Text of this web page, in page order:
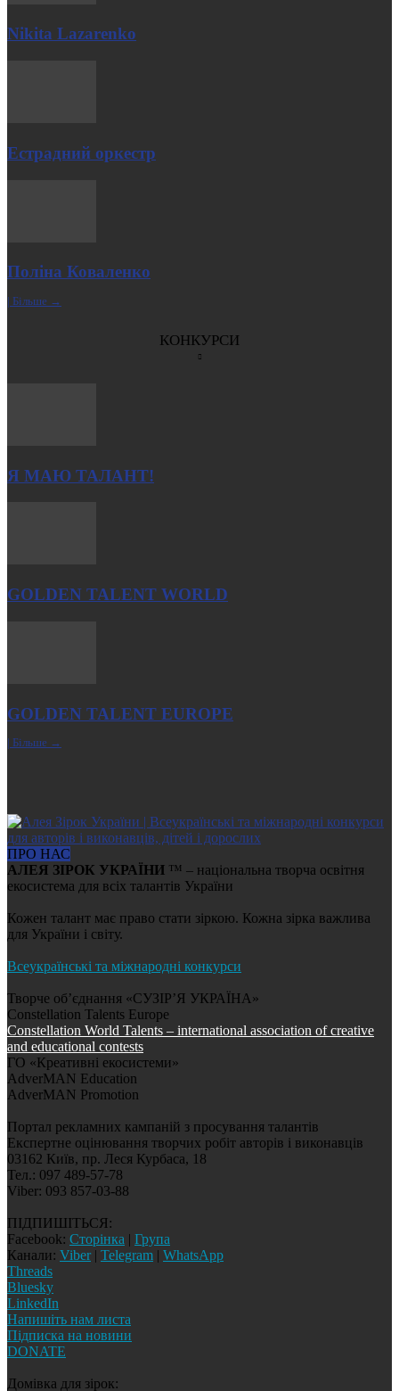
Nikita Lazarenko
Естрадний оркестр
Поліна Коваленко
| Більше →
КОНКУРСИ
Я МАЮ ТАЛАНТ!
GOLDEN TALENT WORLD
GOLDEN TALENT EUROPE
| Більше →
ПРО НАС
АЛЕЯ ЗІРОК УКРАЇНИ ™ – національна творча освітня
екосистема для всіх талантів України
Кожен талант має право стати зіркою. Кожна зірка важлива
для України і світу.
Всеукраїнські та міжнародні конкурси
Творче об’єднання «СУЗІР’Я УКРАЇНА»
Constellation Talents Europe
Constellation World Talents – international association of creative
and educational contests
ГО «Креативні екосистеми»
AdverMAN Education
AdverMAN Promotion
Портал рекламних кампаній з просування талантів
Експертне оцінювання творчих робіт авторів і виконавців
03162 Київ, пр. Леся Курбаса, 18
Тел.: 097 489-57-78
Viber: 093 857-03-88
ПІДПИШІТЬСЯ:
Facebook: Сторінка | Група
Канали: Viber| Telegram | WhatsApp
Threads
Bluesky
LinkedIn
Напишіть нам листа
Підписка на новини
DONATE
Домівка для зірок: